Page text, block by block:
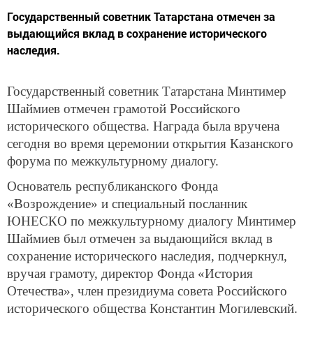
Государственный советник Татарстана отмечен за
выдающийся вклад в сохранение исторического
наследия.
Государственный советник Татарстана Минтимер
Шаймиев отмечен грамотой Российского
исторического общества. Награда была вручена
сегодня во время церемонии открытия Казанского
форума по межкультурному диалогу.
Основатель республиканского Фонда
«Возрождение» и специальный посланник
ЮНЕСКО по межкультурному диалогу Минтимер
Шаймиев был отмечен за выдающийся вклад в
сохранение исторического наследия, подчеркнул,
вручая грамоту, директор Фонда «История
Отечества», член президиума совета Российского
исторического общества Константин Могилевский.